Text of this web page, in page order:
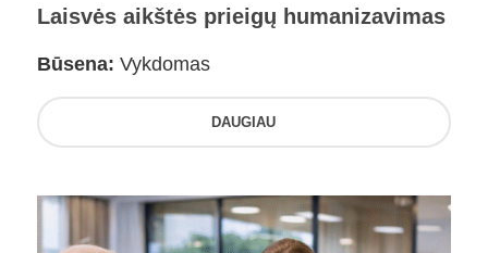
Laisvės aikštės prieigų humanizavimas
Būsena: Vykdomas
DAUGIAU